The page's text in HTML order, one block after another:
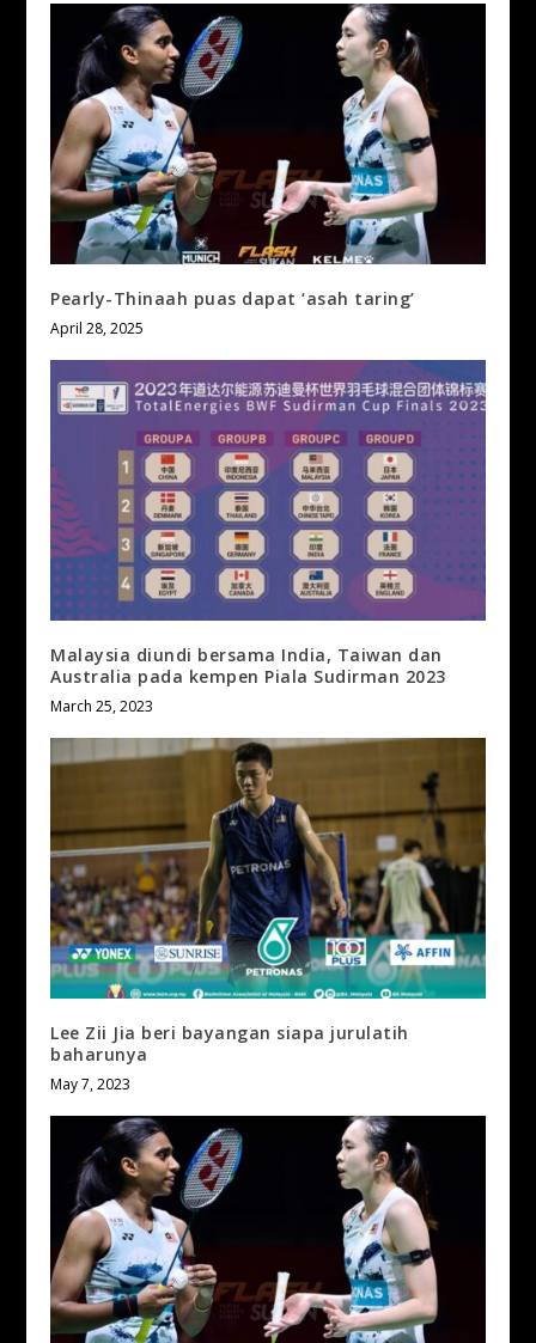
Pearly-Thinaah puas dapat ‘asah taring’
April 28, 2025
Malaysia diundi bersama India, Taiwan dan
Australia pada kempen Piala Sudirman 2023
March 25, 2023
Lee Zii Jia beri bayangan siapa jurulatih
baharunya
May 7, 2023